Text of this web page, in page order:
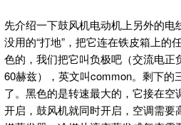
先介绍一下鼓风机电动机上另外的电
没用的“打地”，把它连在铁皮箱上的
色的，我们把它叫负极吧（交流电正
60赫兹），英文叫common。剩下的
了。黑色的是转速最大的，它接在
开启，鼓风机就同时开启，空调需